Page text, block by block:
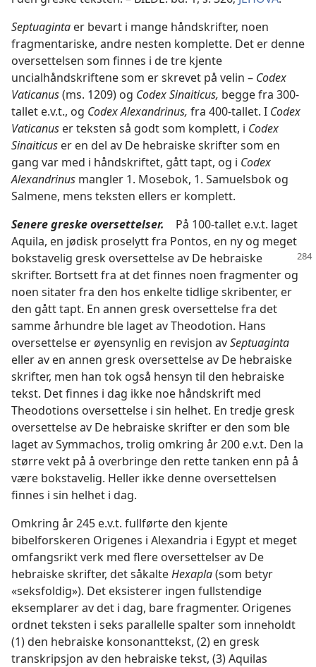
Septuaginta er bevart i mange håndskrifter, noen
fragmentariske, andre nesten komplette. Det er denne
oversettelsen som finnes i de tre kjente
uncialhåndskriftene som er skrevet på velin – Codex
Vaticanus(ms. 1209) og Codex Sinaiticus, begge fra 300-
tallet e.v.t., og Codex Alexandrinus, fra 400-tallet. I Codex
Vaticanus er teksten så godt som komplett, i Codex
Sinaiticus er en del av De hebraiske skrifter som en
gang var med i håndskriftet, gått tapt, og i Codex
Alexandrinus mangler 1. Mosebok, 1. Samuelsbok og
Salmene, mens teksten ellers er komplett.
Senere greske oversettelser. På 100-tallet e.v.t. laget
Aquila, en jødisk proselytt fra Pontos, en ny og meget
bokstavelig gresk oversettelseav De hebraiske
skrifter. Bortsett fra at det finnes noen fragmenter og
noen sitater fra den hos enkelte tidlige skribenter, er
den gått tapt. En annen gresk oversettelse fra det
samme århundre ble laget av Theodotion. Hans
oversettelse er øyensynlig en revisjon avSeptuaginta
eller av en annen gresk oversettelse av De hebraiske
skrifter, men han tok også hensyn til den hebraiske
tekst. Det finnes i dag ikke noe håndskrift med
Theodotions oversettelse i sin helhet. En tredje gresk
oversettelse av De hebraiske skrifter er den som ble
laget av Symmachos, trolig omkring år 200 e.v.t. Den la
større vekt på å overbringe den rette tanken enn på å
være bokstavelig. Heller ikke denne oversettelsen
finnes i sin helhet i dag.
Omkring år 245 e.v.t. fullførte den kjente
bibelforskeren Origenes i Alexandria i Egypt et meget
omfangsrikt verk med flere oversettelser av De
hebraiske skrifter, det såkalteHexapla(som betyr
«seksfoldig»). Det eksisterer ingen fullstendige
eksemplarer av det i dag, bare fragmenter. Origenes
ordnet teksten i seks parallelle spalter som inneholdt
(1) den hebraiske konsonanttekst, (2) en gresk
transkripsjon av den hebraiske tekst, (3) Aquilas